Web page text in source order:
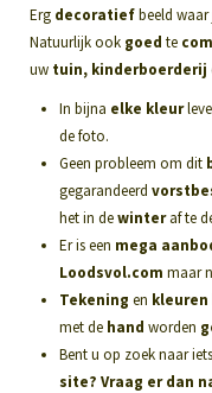
Erg decoratiefbeeld
Natuurlijk ook goed te
uw tuin, kinderboerderij
In bijna elke kleur
de foto.
Geen probleem om dit
gegarandeerd
het in dewinteraf te
Er is een mega
Loodsvol.com maar
Tekening en kleuren
met de hand worden
Bent u op zoek naar
site? Vraag er dan